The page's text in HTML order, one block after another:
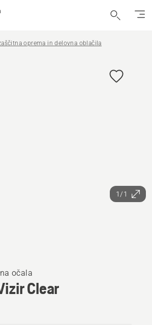
oprema in delovna oblačila
1/1
očala
Clear